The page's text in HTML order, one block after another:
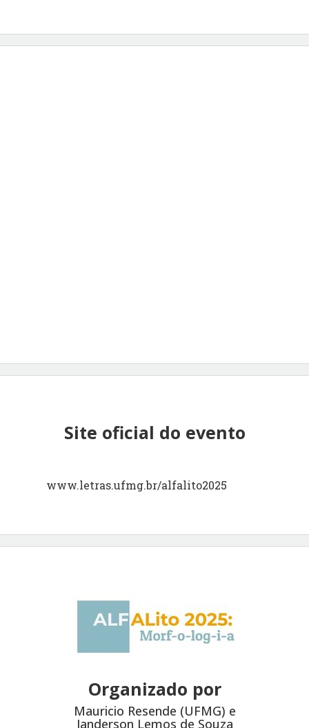
Site oficial do evento
www.letras.ufmg.br/alfalito2025
Organizado por
Mauricio Resende (UFMG) e
Janderson Lemos de Souza